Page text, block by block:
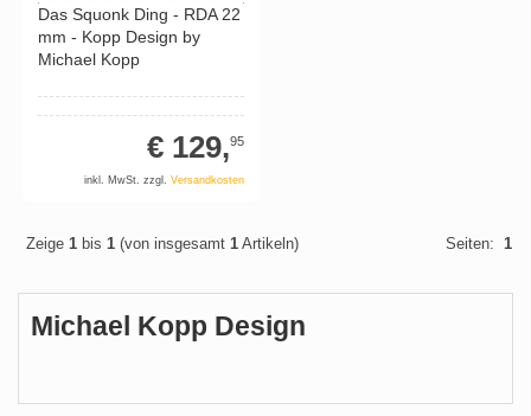
Das Squonk Ding - RDA 22
mm - Kopp Design by
Michael Kopp
€ 129,95
inkl. MwSt. zzgl.Versandkosten
Zeige 1 bis 1 (von insgesamt 1 Artikeln) Seiten: 1
Michael Kopp Design